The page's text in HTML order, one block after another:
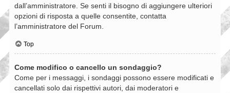
dall’amministratore. Se senti il bisogno di aggiungere ulteriori
opzioni di risposta a quelle consentite, contatta
l’amministratore del Forum.
Top
Come modifico o cancello un sondaggio?
Come per i messaggi, i sondaggi possono essere modificati e
cancellati solo dai rispettivi autori, dai moderatori e